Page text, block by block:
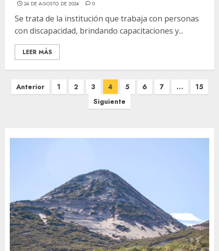
24 DE AGOSTO DE 2024 0
Se trata de la institución que trabaja con personas
con discapacidad, brindando capacitaciones y...
LEER MÁS
Paginación
Anterior 1 2 3 4 5 6 7 …
15
Siguiente